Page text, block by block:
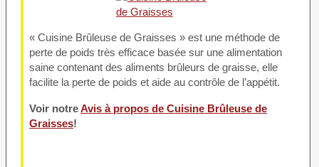
« Cuisine Brûleuse de Graisses » est une méthode de
perte de poids très efficace basée sur une alimentation
saine contenant des aliments brûleurs de graisse, elle
facilite la perte de poids et aide au contrôle de l’appétit.
Voir notreAvis à propos de Cuisine Brûleuse de
Graisses!